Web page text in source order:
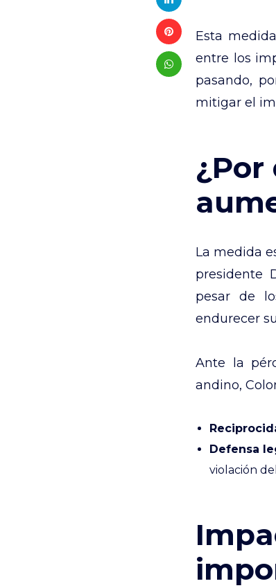
Esta
entre los
pasando,
mitigar el
La medida
presidente
pesar de
endurecer
Ante la
andino,
Defensa
violación